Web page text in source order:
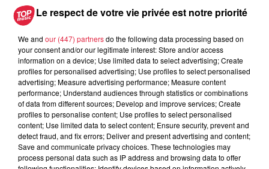
Tarif Payant
Le club sportif de Football Américain et Flag
Football de Haguenau, organise sa deuxième
journée de chasse aux œufs.
Celle-ci se déroulera au Gros Chêne, Route de
Schwabwiller, 67500 Haguenau
Le respect de votre vie privée est notre priorité
We and our (447) partnersdo the following data processing based on
your consent and/or our legitimate interest: Store and/or access
information on a device; Use limited data to select advertising; Create
profiles for personalised advertising; Use profiles to select personalised
advertising; Measure advertising performance; Measure content
performance; Understand audiences through statistics or combinations
of data from different sources; Develop and improve services; Create
profiles to personalise content; Use profiles to select personalised
content; Use limited data to select content; Ensure security, prevent and
detect fraud, and fix errors; Deliver and present advertising and content;
Save and communicate privacy choices. These technologies may
process personal data such as IP address and browsing data to offer